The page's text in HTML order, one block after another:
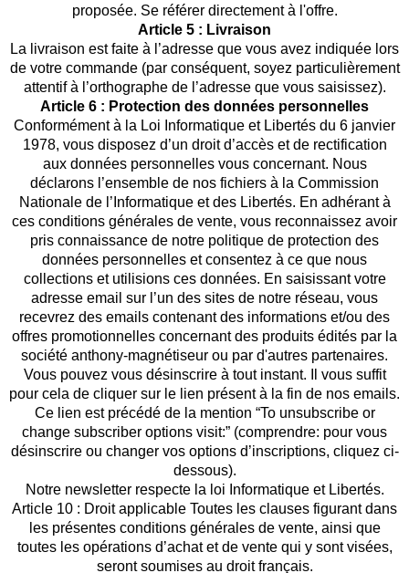
proposée. Se référer directement à l'offre.
Article 5 : Livraison
La livraison est faite à l’adresse que vous avez indiquée lors
de votre commande (par conséquent, soyez particulièrement
attentif à l’orthographe de l’adresse que vous saisissez).
Article 6 : Protection des données personnelles
Conformément à la Loi Informatique et Libertés du 6 janvier
1978, vous disposez d’un droit d’accès et de rectification
aux données personnelles vous concernant. Nous
déclarons l’ensemble de nos fichiers à la Commission
Nationale de l’Informatique et des Libertés. En adhérant à
ces conditions générales de vente, vous reconnaissez avoir
pris connaissance de notre politique de protection des
données personnelles et consentez à ce que nous
collections et utilisions ces données. En saisissant votre
adresse email sur l’un des sites de notre réseau, vous
recevrez des emails contenant des informations et/ou des
offres promotionnelles concernant des produits édités par la
société anthony-magnétiseur ou par d'autres partenaires.
Vous pouvez vous désinscrire à tout instant. Il vous suffit
pour cela de cliquer sur le lien présent à la fin de nos emails.
Ce lien est précédé de la mention “To unsubscribe or
change subscriber options visit:” (comprendre: pour vous
désinscrire ou changer vos options d’inscriptions, cliquez ci-
dessous).
Notre newsletter respecte la loi Informatique et Libertés.
Article 10 : Droit applicable Toutes les clauses figurant dans
les présentes conditions générales de vente, ainsi que
toutes les opérations d’achat et de vente qui y sont visées,
seront soumises au droit français.